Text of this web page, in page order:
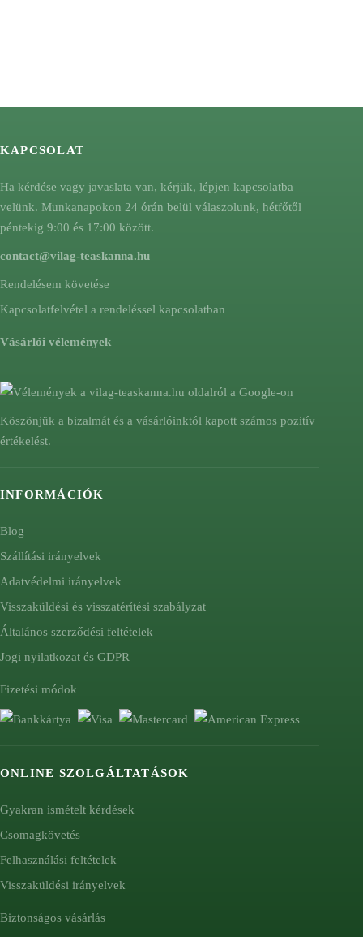
KAPCSOLAT
Ha kérdése vagy javaslata van, kérjük, lépjen kapcsolatba
velünk. Munkanapokon 24 órán belül válaszolunk, hétfőtől
péntekig 9:00 és 17:00 között.
contact@vilag-teaskanna.hu
Rendelésem követése
Kapcsolatfelvétel a rendeléssel kapcsolatban
Vásárlói vélemények
Köszönjük a bizalmát és a vásárlóinktól kapott számos pozitív
értékelést.
INFORMÁCIÓK
Blog
Szállítási irányelvek
Adatvédelmi irányelvek
Visszaküldési és visszatérítési szabályzat
Általános szerződési feltételek
Jogi nyilatkozat és GDPR
Fizetési módok
ONLINE SZOLGÁLTATÁSOK
Gyakran ismételt kérdések
Csomagkövetés
Felhasználási feltételek
Visszaküldési irányelvek
Biztonságos vásárlás